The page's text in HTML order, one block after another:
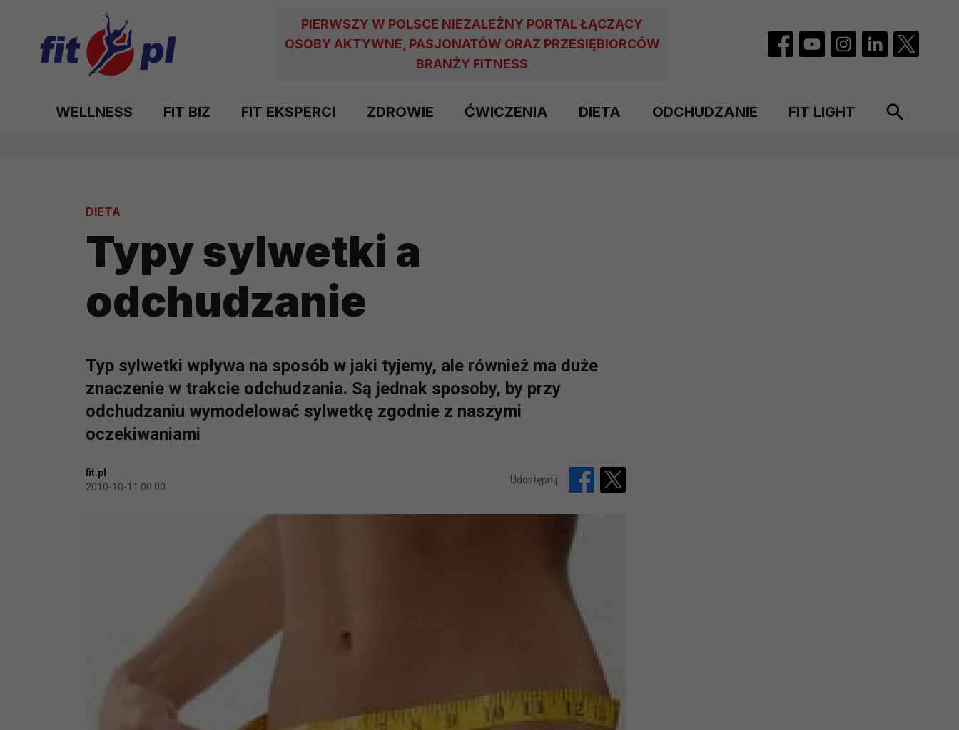
PIERWSZY W POLSCE NIEZALEŻNY PORTAL ŁĄCZĄCY
OSOBY AKTYWNE, PASJONATÓW ORAZ PRZESIĘBIORCÓW
BRANŻY FITNESS
WELLNESS FIT BIZ FIT EKSPERCI ZDROWIE ĆWICZENIA DIETA ODCHUDZANIE FIT LIGHT
DIETA
Typy sylwetki a
odchudzanie
Typ sylwetki wpływa na sposób w jaki tyjemy, ale również ma duże
znaczenie w trakcie odchudzania. Są jednak sposoby, by przy
odchudzaniu wymodelować sylwetkę zgodnie z naszymi
oczekiwaniami
fit.pl
2010-10-11 00:00
Udostępnij